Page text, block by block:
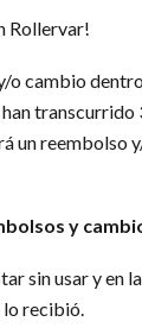
Rollervar!
o cambio
transcurrido
un reembolso
y
sin usar y en
lo recibió.